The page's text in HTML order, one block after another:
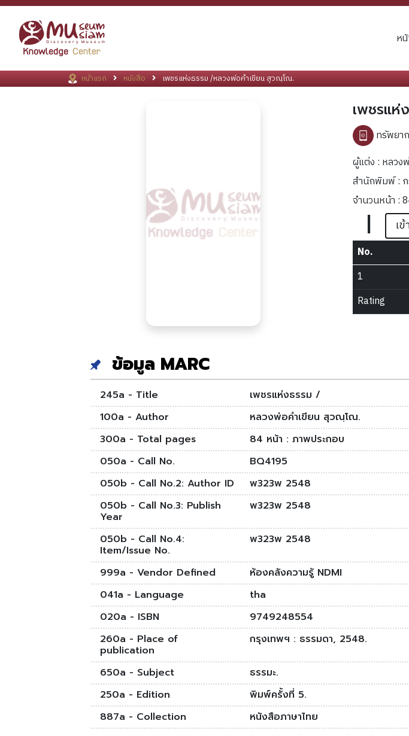
ห
หน้าแรก หนังสือ เพชรแห่งธรรม /หลวงพ่อคำเขียน สุวณฺโณ.
เพชรแ
ทรัพยา
ผู้แต่ง : หลวง
สำนักพิมพ์ : ก
จำนวนหน้า :
| เ
No.
1
Rating
ข้อมูล MARC
245a - Title
เพชรแห่งธรรม /
100a - Author
หลวงพ่อคำเขียน สุวณฺโณ.
300a - Total pages
84 หน้า : ภาพประกอบ
050a - Call No.
BQ4195
050b - Call No.2: Author ID
พ323พ 2548
050b - Call No.3: Publish
Year
พ323พ 2548
050b - Call No.4:
Item/Issue No.
พ323พ 2548
999a - Vendor Defined
ห้องคลังความรู้ NDMI
041a - Language
tha
020a - ISBN
9749248554
260a - Place of
publication
กรุงเทพฯ : ธรรมดา, 2548.
650a - Subject
ธรรมะ.
250a - Edition
พิมพ์ครั้งที่ 5.
887a - Collection
หนังสือภาษาไทย